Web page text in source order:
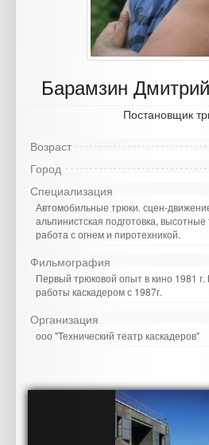
Барамзин
Постановщик
Возраст
Город
Специализация
Автомобильные трюки. сцен-
альпинистская подготовка,
работа с огнем и пиротехникой.
Фильмография
Первый трюковой опыт в кино 1981
работы каскадером с 1987г.
Организация
ооо "Технический театр каскадеров"